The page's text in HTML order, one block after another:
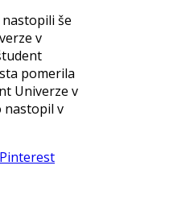
še
v
pomerila
Univerze v
nastopil v
Pinterest